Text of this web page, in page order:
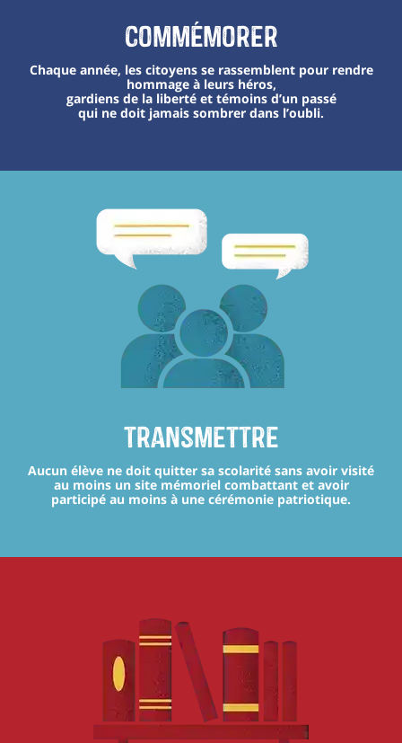
Commémorer
Chaque année, les citoyens se rassemblent pour rendre
hommage à leurs héros,
gardiens de la liberté et témoins d’un passé
qui ne doit jamais sombrer dans l’oubli.
transmettre
Aucun élève ne doit quitter sa scolarité sans avoir visité
au moins un site mémoriel combattant et avoir
participé au moins à une cérémonie patriotique.